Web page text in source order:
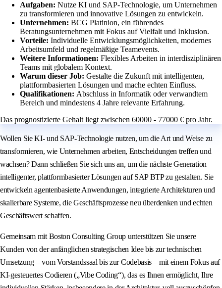
Aufgaben: Nutze KI und SAP-Technologie, um Unternehmen
zu transformieren und innovative Lösungen zu entwickeln.
Unternehmen: BCG Platinion, ein führendes
Beratungsunternehmen mit Fokus auf Vielfalt und Inklusion.
Vorteile: Individuelle Entwicklungsmöglichkeiten, modernes
Arbeitsumfeld und regelmäßige Teamevents.
Weitere Informationen: Flexibles Arbeiten in interdisziplinären
Teams mit globalem Kontext.
Warum dieser Job: Gestalte die Zukunft mit intelligenten,
plattformbasierten Lösungen und mache echten Einfluss.
Qualifikationen: Abschluss in Informatik oder verwandtem
Bereich und mindestens 4 Jahre relevante Erfahrung.
Das prognostizierte Gehalt liegt zwischen 60000 - 77000 € pro Jahr.
Wollen Sie KI- und SAP-Technologie nutzen, um die Art und Weise zu
transformieren, wie Unternehmen arbeiten, Entscheidungen treffen und
wachsen? Dann schließen Sie sich uns an, um die nächste Generation
intelligenter, plattformbasierter Lösungen auf SAP BTP zu gestalten. Sie
entwickeln agentenbasierte Anwendungen, integrierte Architekturen und
skalierbare Systeme, die Geschäftsprozesse neu überdenken und echten
Geschäftswert schaffen.
Gemeinsam mit Boston Consulting Group unterstützen Sie unsere
Kunden von der anfänglichen strategischen Idee bis zur technischen
Umsetzung – vom Vorstandssaal bis zur Codebasis – mit einem Fokus auf
KI-gesteuertes Codieren („Vibe Coding“), das es Ihnen ermöglicht, Ihre